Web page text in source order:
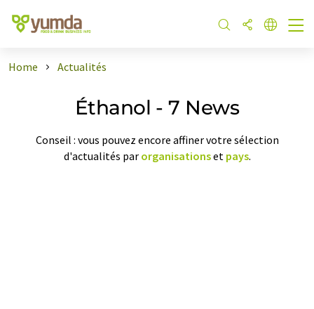
Home Actualités
Éthanol - 7 News
Conseil : vous pouvez encore affiner votre sélection
d'actualités par organisationset pays.